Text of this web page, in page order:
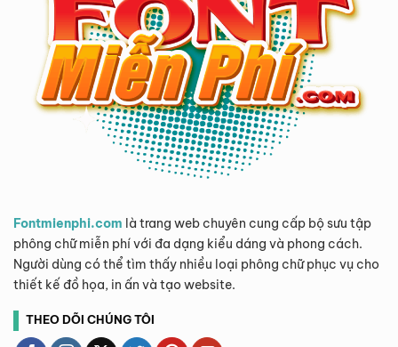
Fontmienphi.com là trang web chuyên cung cấp bộ sưu tập
phông chữ miễn phí với đa dạng kiểu dáng và phong cách.
Người dùng có thể tìm thấy nhiều loại phông chữ phục vụ cho
thiết kế đồ họa, in ấn và tạo website.
THEO DÕI CHÚNG TÔI